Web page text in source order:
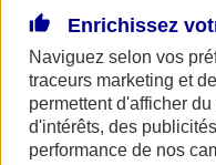
Fermer
Enrichissez
Naviguez selon vos
traceurs marketing et
permettent d'afficher
d'intérêts, des
performance de nos